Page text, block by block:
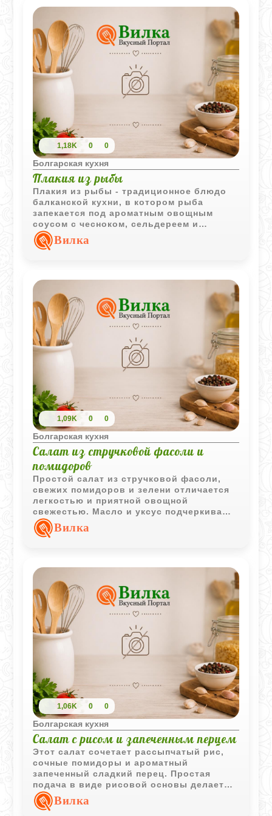
1,18K 0 0
Болгарская кухня
Плакия из рыбы
Плакия из рыбы - традиционное блюдо
балканской кухни, в котором рыба
запекается под ароматным овощным
соусом с чесноком, сельдереем и
томатами. Лимон и зелень придают
готовому блюду свежие и яркие оттенки
Вилка
1,09K 0 0
Болгарская кухня
Салат из стручковой фасоли и
помидоров
Простой салат из стручковой фасоли,
свежих помидоров и зелени отличается
легкостью и приятной овощной
свежестью. Масло и уксус подчеркивают
вкус ингредиентов, а яйцо делает подачу
более выразительной.
Вилка
1,06K 0 0
Болгарская кухня
Салат с рисом и запеченным перцем
Этот салат сочетает рассыпчатый рис,
сочные помидоры и ароматный
запеченный сладкий перец. Простая
подача в виде рисовой основы делает
блюдо аккуратным и привлекательным
для повседневного или праздничного
Вилка